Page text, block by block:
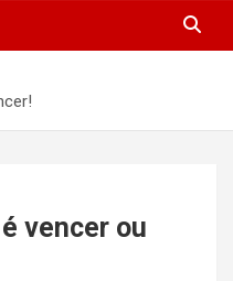
vencer ou